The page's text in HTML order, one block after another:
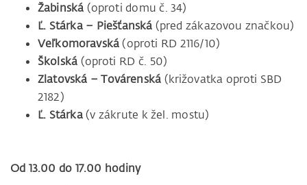
Žabinská (oproti domu č. 34)
Ľ. Stárka – Piešťanská (pred zákazovou značkou)
Veľkomoravská (oproti RD 2116/10)
Školská (oproti RD č. 50)
Zlatovská – Továrenská (križovatka oproti SBD
2182)
Ľ. Stárka(v zákrute k žel. mostu)
Od 13.00 do 17.00 hodiny